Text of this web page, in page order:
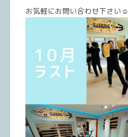
お気軽にお問い合わせ下さい☺️